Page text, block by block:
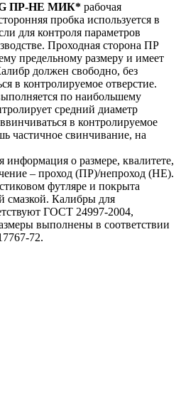
ПР-НЕ МИК* рабочая
пробка используется в
для контроля параметров
Проходная сторона ПР
предельному размеру и имеет
должен свободно, без
в контролируемое отверстие.
по наибольшему
средний диаметр
в контролируемое
частичное свинчивание, на
информация о размере, квалитете,
– проход (ПР)/непроход (НЕ).
футляре и покрыта
смазкой. Калибры для
ГОСТ 24997-2004,
выполнены в соответствии
72.